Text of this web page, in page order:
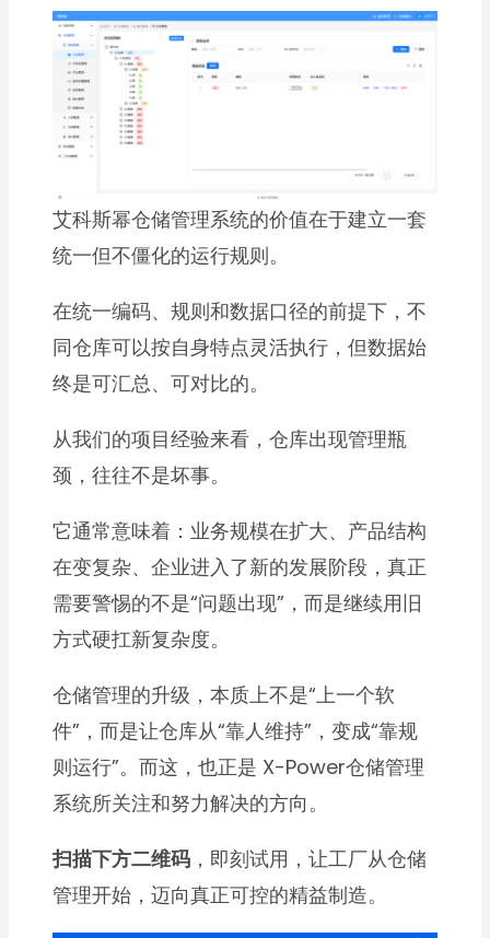
艾科斯幂仓储管理系统的价值在于建立一套
统一但不僵化的运行规则。
在统一编码、规则和数据口径的前提下，不
同仓库可以按自身特点灵活执行，但数据始
终是可汇总、可对比的。
从我们的项目经验来看，仓库出现管理瓶
颈，往往不是坏事。
它通常意味着：业务规模在扩大、产品结构
在变复杂、企业进入了新的发展阶段，真正
需要警惕的不是“问题出现”，而是继续用旧
方式硬扛新复杂度。
仓储管理的升级，本质上不是“上一个软
件”，而是让仓库从“靠人维持”，变成“靠规
则运行”。而这，也正是 X-Power仓储管理
系统所关注和努力解决的方向。
扫描下方二维码 ，即刻试用，让工厂从仓储
管理开始，迈向真正可控的精益制造。